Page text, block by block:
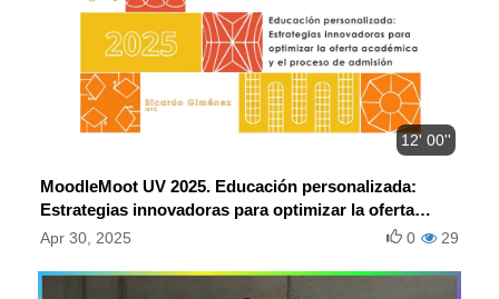
12' 00''
MoodleMoot UV 2025. Educación personalizada:
Estrategias innovadoras para optimizar la oferta
académica y el proceso de admisión.
Apr 30, 2025 29
0